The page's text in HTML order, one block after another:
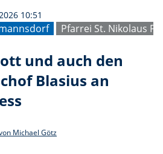
Pfarrei St. Nikolaus
10:51
und auch den
Blasius an
Michael Götz